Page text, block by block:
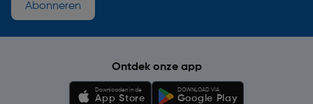
Abonneren
Ontdek onze app
Downloaden in de
App Store
DOWNLOAD VIA
Google Play